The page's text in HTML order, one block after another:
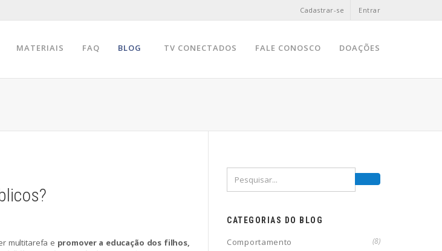
Entrar
Cadastrar-se
MATERIAIS FAQ BLOG TV CONECTADOS FALE CONOSCO DOAÇÕES
multitarefa e promover a educação dos filhos,
CATEGORIAS DO BLOG
Comportamento (8)